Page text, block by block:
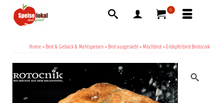
0
Home » Brot & Gebäck & Mehlspeisen » Brot ausgesiebt »Mischbrot » Erdäpfelbrot Brotocnik